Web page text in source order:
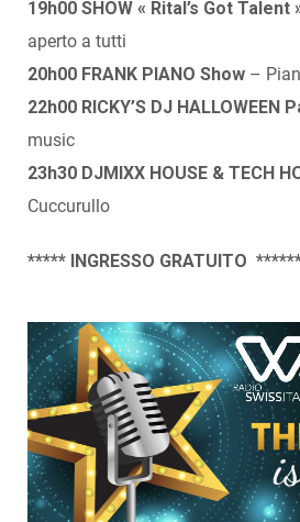
19h00 SHOW « Rital’s Got Talent
aperto a tutti
20h00 FRANK PIANO Show –
22h00 RICKY’S DJ HALLOWEEN
music
23h30 DJMIXX HOUSE & TECH
Cuccurullo
***** INGRESSO GRATUITO